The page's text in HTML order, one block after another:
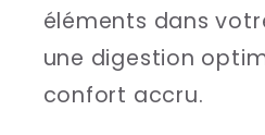
éléments dans
une digestion
confort accru.